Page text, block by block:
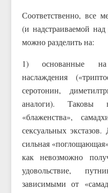
Соответственно, все
(и надстраиваемой
можно разделить на:
1) основанные
наслаждения
серотонин,
аналоги). Таковы
«блаженства»,
сексуальных
сильная
как невозможно
удовольствие,
зависимыми от